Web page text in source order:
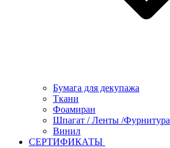
Бумага для декупажа
Ткани
Фоамиран
Шпагат / Ленты /Фурнитура
Винил
СЕРТИФИКАТЫ